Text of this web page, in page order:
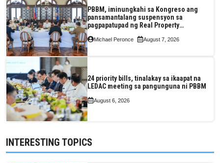
PBBM, iminungkahi sa Kongreso ang
pansamantalang suspensyon sa
pagpapatupad ng Real Property
Valuation and Assessment Reform Act
Michael Peronce August 7, 2026
24 priority bills, tinalakay sa ikaapat na
LEDAC meeting sa pangunguna ni PBBM
August 6, 2026
INTERESTING TOPICS